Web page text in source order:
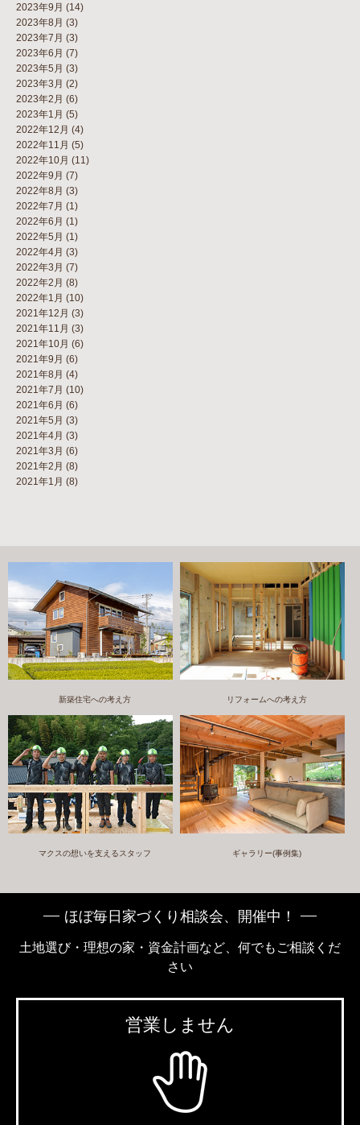
2023年9月 (14)
2023年8月 (3)
2023年7月 (3)
2023年6月 (7)
2023年5月 (3)
2023年3月 (2)
2023年2月 (6)
2023年1月 (5)
2022年12月 (4)
2022年11月 (5)
2022年10月 (11)
2022年9月 (7)
2022年8月 (3)
2022年7月 (1)
2022年6月 (1)
2022年5月 (1)
2022年4月 (3)
2022年3月 (7)
2022年2月 (8)
2022年1月 (10)
2021年12月 (3)
2021年11月 (3)
2021年10月 (6)
2021年9月 (6)
2021年8月 (4)
2021年7月 (10)
2021年6月 (6)
2021年5月 (3)
2021年4月 (3)
2021年3月 (6)
2021年2月 (8)
2021年1月 (8)
新築住宅への考え方 リフォームへの考え方
マクスの想いを支えるスタッフ ギャラリー(事例集)
ほぼ毎日家づくり相談会、開催中！
土地選び・理想の家・資金計画など、何でもご相談くだ
さい
営業しません